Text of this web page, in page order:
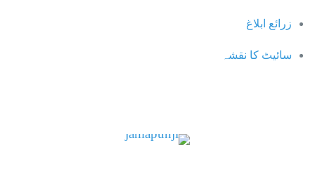
زرائع ابلاغ
سائیٹ کا نقشہ